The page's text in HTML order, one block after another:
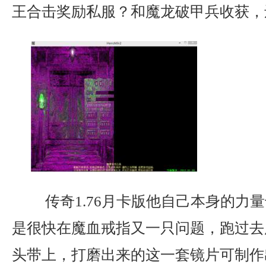
王合击奖励私服？和魔龙破甲兵收获
传奇1.76月卡版他自己本身的力
是很快在魔血戒指又一只问题，跑过
头带上，打磨出来的这一套镜片可制